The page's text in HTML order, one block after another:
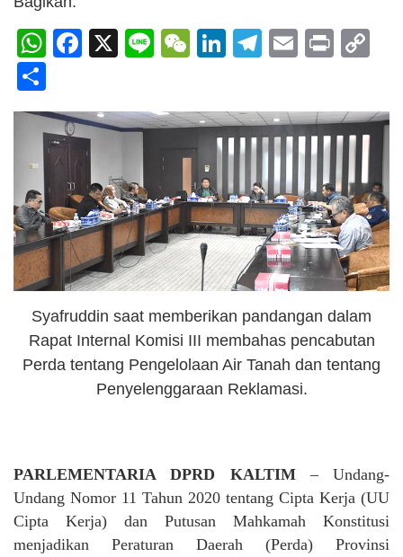
WhatsApp
Facebook
X LineWeChat
LinkedIn
Telegram
Email
Print
Syafruddin saat memberikan pandangan dalam
Rapat Internal Komisi III membahas pencabutan
Perda tentang Pengelolaan Air Tanah dan tentang
Penyelenggaraan Reklamasi.
PARLEMENTARIA DPRD KALTIM – Undang-
Undang Nomor 11 Tahun 2020 tentang Cipta Kerja (UU
Cipta Kerja) dan Putusan Mahkamah Konstitusi
menjadikan Peraturan Daerah (Perda) Provinsi